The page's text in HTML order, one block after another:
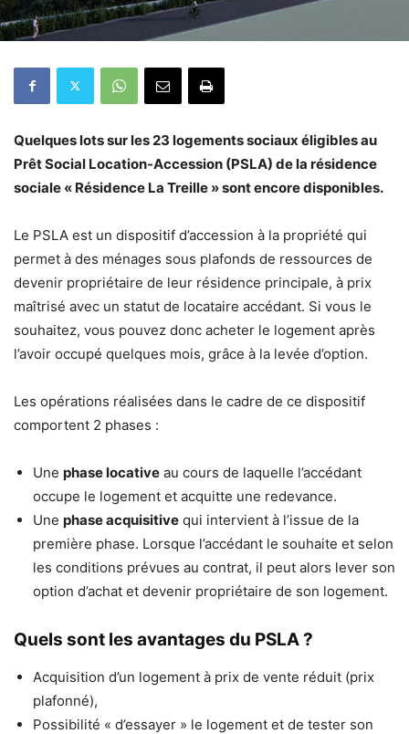
Quelques lots sur les 23 logements sociaux éligibles au
Prêt Social Location-Accession (PSLA) de la résidence
sociale « Résidence La Treille » sont encore disponibles.
Le PSLA est un dispositif d’accession à la propriété qui
permet à des ménages sous plafonds de ressources de
devenir propriétaire de leur résidence principale, à prix
maîtrisé avec un statut de locataire accédant. Si vous le
souhaitez, vous pouvez donc acheter le logement après
l’avoir occupé quelques mois, grâce à la levée d’option.
Les opérations réalisées dans le cadre de ce dispositif
comportent 2 phases :
Une phase locative au cours de laquelle l’accédant
occupe le logement et acquitte une redevance.
Une phase acquisitive qui intervient à l’issue de la
première phase. Lorsque l’accédant le souhaite et selon
les conditions prévues au contrat, il peut alors lever son
option d’achat et devenir propriétaire de son logement.
Quels sont les avantages du PSLA ?
Acquisition d’un logement à prix de vente réduit (prix
plafonné),
Possibilité « d’essayer » le logement et de tester son